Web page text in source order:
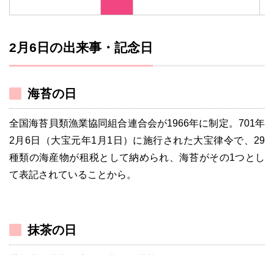
2月6日の出来事・記念日
海苔の日
全国海苔貝類漁業協同組合連合会が1966年に制定。701年
2月6日（大宝元年1月1日）に施行された大宝律令で、29
種類の海産物が租税として納められ、海苔がその1つとし
て表記されていることから。
抹茶の日